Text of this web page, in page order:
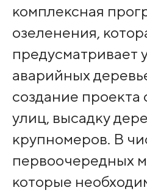
комплексная
озеленения,
предусматривает
аварийных
создание проекта
улиц, высадку
крупномеров. В
первоочередных
которые